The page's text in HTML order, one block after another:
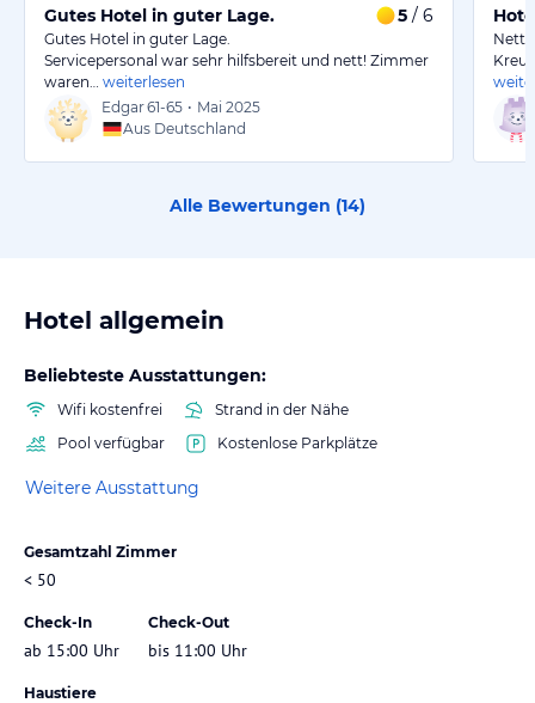
Gutes Hotel in guter Lage. 5 / 6
Gutes Hotel in guter Lage.
Servicepersonal war sehr hilfsbereit und nett! Zimmer
waren…
weiterlesen
Edgar61-65 • Mai 2025
Aus Deutschland
Alle Bewertungen (14)
Hotel allgemein
Beliebteste Ausstattungen:
Wifi kostenfrei
Strand in der Nähe
Pool verfügbar
Kostenlose Parkplätze
Weitere Ausstattung
Gesamtzahl Zimmer
< 50
Check-In
ab 15:00 Uhr
Check-Out
bis 11:00 Uhr
Haustiere